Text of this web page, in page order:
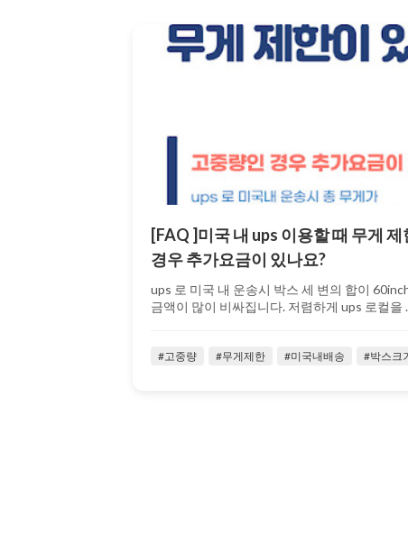
[FAQ ]미국 내 ups 이용할 때 무게
경우 추가요금이 있나요?
ups 로 미국 내 운송시 박스 세 변의 합이
금액이 많이 비싸집니다. 저렴하게 ups 로컬을
#고중량 #무게제한 #미국내배송 #박스크